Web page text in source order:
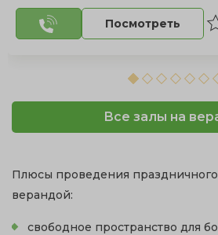
Посмотреть
Все залы на
Плюсы проведения
верандой:
свободное пространство для